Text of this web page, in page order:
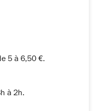
5 à 6,50 €.
à 2h.